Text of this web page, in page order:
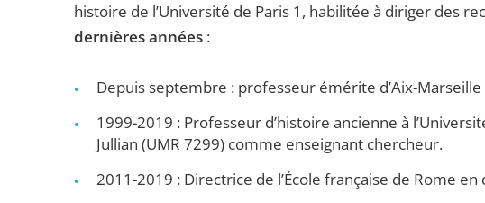
histoire de l’Université de Paris 1, habilitée à diriger des
dernières années :
Depuis septembre : professeur émérite d’Aix-
1999-2019 : Professeur d’histoire ancienne à
Jullian (UMR 7299) comme enseignant chercheur.
2011-2019 : Directrice de l’École française de Rome